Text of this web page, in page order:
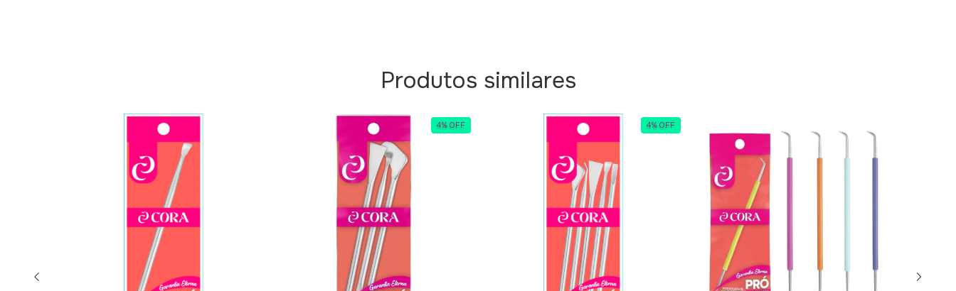
Produtos similares
4% OFF 4% OFF